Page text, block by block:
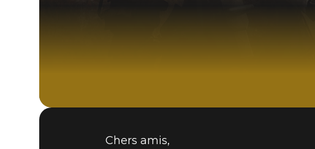
Chers amis,